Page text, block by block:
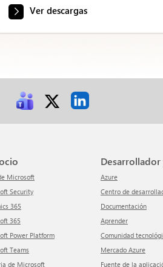
Ver descargas
Microsoft
Security
365
365
Power Platform
Teams
de Microsoft
Azure
Centro de
Documentación
aprender
Comunidad
Mercado Azure
Fuente de la